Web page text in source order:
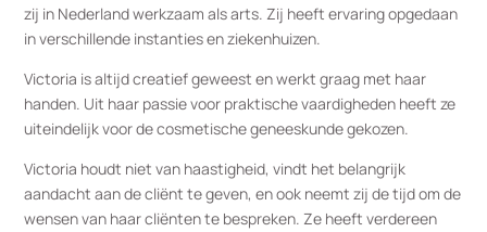
zij in Nederland werkzaam als arts. Zij heeft ervaring opgedaan
in verschillende instanties en ziekenhuizen.
Victoria is altijd creatief geweest en werkt graag met haar
handen. Uit haar passie voor praktische vaardigheden heeft ze
uiteindelijk voor de cosmetische geneeskunde gekozen.
Victoria houdt niet van haastigheid, vindt het belangrijk
aandacht aan de cliënt te geven, en ook neemt zij de tijd om de
wensen van haar cliënten te bespreken. Ze heeft verdereen